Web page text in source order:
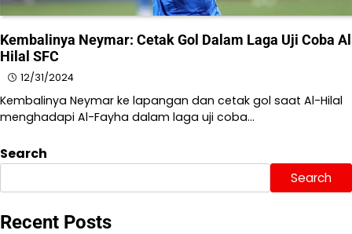
Kembalinya Neymar: Cetak Gol Dalam Laga Uji Coba Al
Hilal SFC
12/31/2024
Kembalinya Neymar ke lapangan dan cetak gol saat Al-Hilal
menghadapi Al-Fayha dalam laga uji coba…
Search
Search
Recent Posts